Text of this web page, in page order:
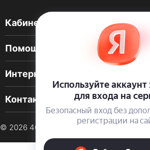
Кабинет покупателя
Помощь покупателю
Интернет-магазин
Контакты
© 2026 40 DEN. Интернет-магазин